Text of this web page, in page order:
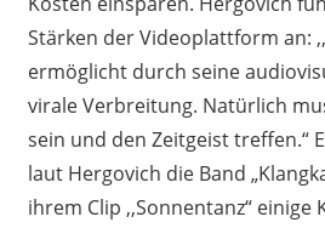
Stärken der Videoplattform an:
ermöglicht durch seine
virale Verbreitung. Natürlich
sein und den Zeitgeist treffen.“
laut Hergovich die Band
ihrem Clip ,,Sonnentanz“ einige